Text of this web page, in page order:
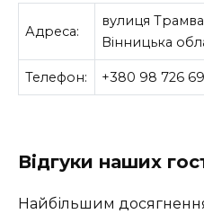
Адреса:
вулиця
Вінницька
Телефон: +380 98 726
Відгуки наших
Найбільшим